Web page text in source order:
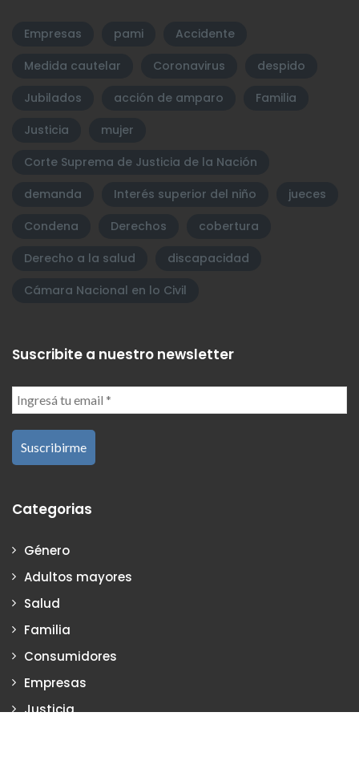
Empresas pami
Accidente
Medida cautelar
Coronavirus
despido
Jubilados
acción de amparo
Familia
Justicia
mujer
Corte Suprema de Justicia de la Nación
demanda
Interés superior del niño
jueces
Condena
Derechos
cobertura
Derecho a la salud
discapacidad
Cámara Nacional en lo Civil
Suscribite a nuestro newsletter
Categorias
Género
Adultos mayores
Salud
Familia
Consumidores
Empresas
Justicia